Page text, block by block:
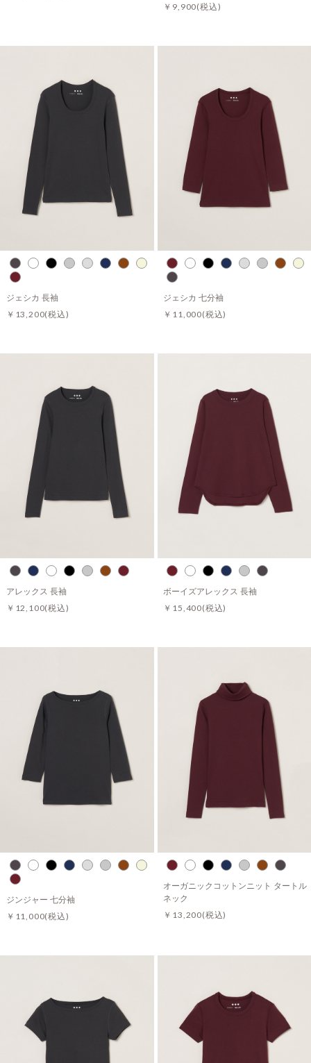
￥9,900(税込)
ジェシカ 長袖
￥13,200(税込)
ジェシカ 七分袖
￥11,000(税込)
アレックス 長袖
￥12,100(税込)
ボーイズアレックス 長袖
￥15,400(税込)
ジンジャー 七分袖
￥11,000(税込)
オーガニックコットンニット タートル
ネック
￥13,200(税込)